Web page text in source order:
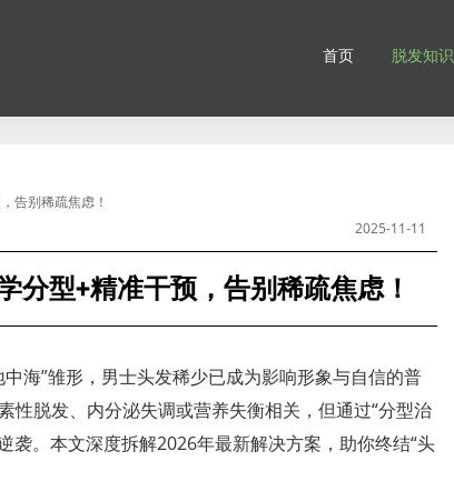
首页 脱发知识
告别稀疏焦虑！
2025-11-11
分型+精准干预，告别稀疏焦虑！
海”雏形，男士头发稀少已成为影响形象与自信的普
性脱发、内分泌失调或营养失衡相关，但通过“分型治
袭。本文深度拆解2026年最新解决方案，助你终结“头